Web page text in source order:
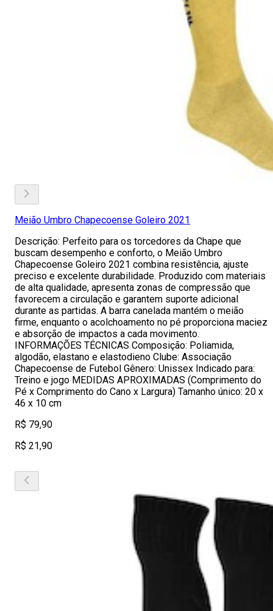
Meião Umbro Chapecoense Goleiro 2021
Descrição: Perfeito para os torcedores da Chape que
buscam desempenho e conforto, o Meião Umbro
Chapecoense Goleiro 2021 combina resistência, ajuste
preciso e excelente durabilidade. Produzido com materiais
de alta qualidade, apresenta zonas de compressão que
favorecem a circulação e garantem suporte adicional
durante as partidas. A barra canelada mantém o meião
firme, enquanto o acolchoamento no pé proporciona maciez
e absorção de impactos a cada movimento.
INFORMAÇÕES TÉCNICAS Composição: Poliamida,
algodão, elastano e elastodieno Clube: Associação
Chapecoense de Futebol Gênero: Unissex Indicado para:
Treino e jogo MEDIDAS APROXIMADAS (Comprimento do
Pé x Comprimento do Cano x Largura) Tamanho único: 20 x
46 x 10 cm
R$ 79,90
R$ 21,90